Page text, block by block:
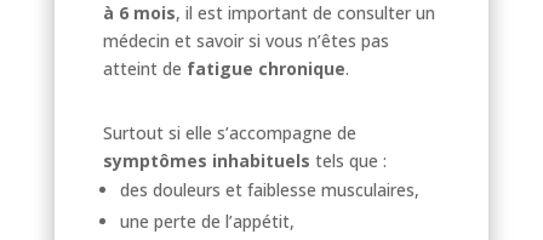
à 6 mois, il est important de consulter un
médecin et savoir si vous n’êtes pas
atteint de fatigue chronique.
Surtout si elle s’accompagne de
symptômes inhabituels tels que :
des douleurs et faiblesse musculaires,
une perte de l’appétit,